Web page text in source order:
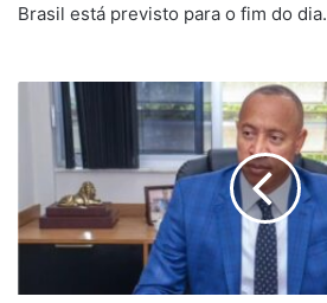
Brasil está previsto para o fim do dia.
Jurailton
propõe
Direitos
Visíveis”
para
uso